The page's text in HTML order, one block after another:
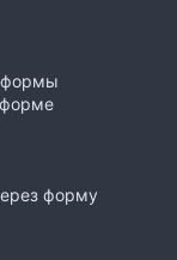
формы
форму